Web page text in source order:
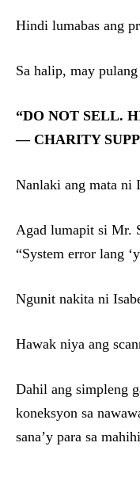
Hindi lumabas ang
Sa halip, may pulang
“DO NOT SELL.
— CHARITY
Nanlaki ang mata ni
Agad lumapit si Mr.
“System error lang
Ngunit nakita ni
Hawak niya ang
Dahil ang simpleng
koneksyon sa
sana’y para sa